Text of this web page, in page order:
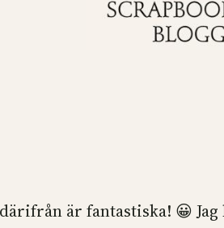
är fantastiska! 😀